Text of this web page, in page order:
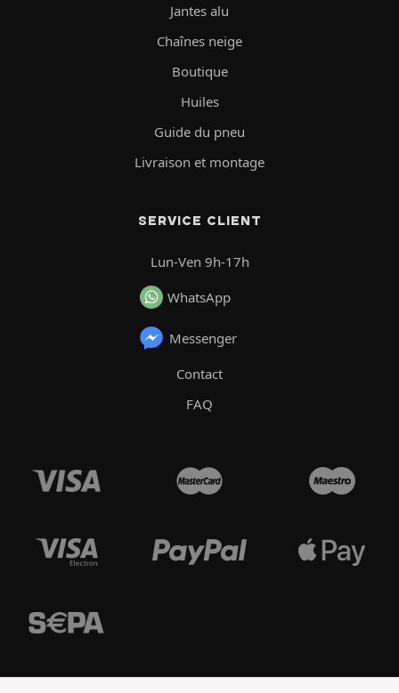
Jantes alu
Chaînes neige
Boutique
Huiles
Guide du pneu
Livraison et montage
SERVICE CLIENT
Lun-Ven 9h-17h
WhatsApp
Messenger
Contact
FAQ